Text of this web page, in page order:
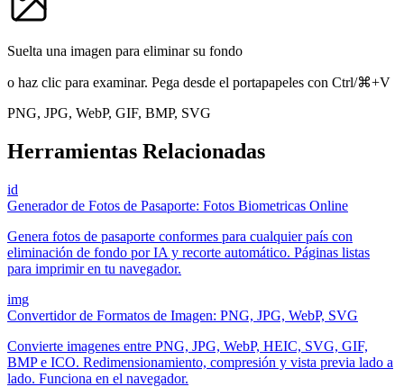
Suelta una imagen para eliminar su fondo
o haz clic para examinar. Pega desde el portapapeles con Ctrl/⌘+V
PNG, JPG, WebP, GIF, BMP, SVG
Herramientas Relacionadas
id
Generador de Fotos de Pasaporte: Fotos Biometricas Online
Genera fotos de pasaporte conformes para cualquier país con
eliminación de fondo por IA y recorte automático. Páginas listas
para imprimir en tu navegador.
img
Convertidor de Formatos de Imagen: PNG, JPG, WebP, SVG
Convierte imagenes entre PNG, JPG, WebP, HEIC, SVG, GIF,
BMP e ICO. Redimensionamiento, compresión y vista previa lado a
lado. Funciona en el navegador.